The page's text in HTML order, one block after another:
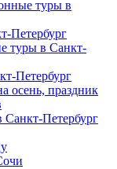
туры в
Петербург
туры в Санкт-
Петербург
осень, праздник
Петербург